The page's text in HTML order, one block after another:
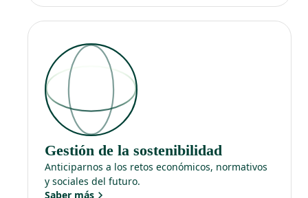
Gestión de la sostenibilidad
Anticiparnos a los retos económicos, normativos
y sociales del futuro.
Saber más